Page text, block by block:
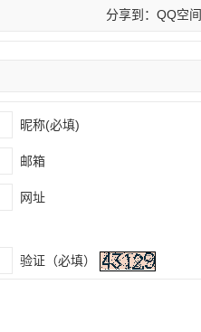
分享到： QQ空间
昵称(必填)
邮箱
网址
验证（必填）